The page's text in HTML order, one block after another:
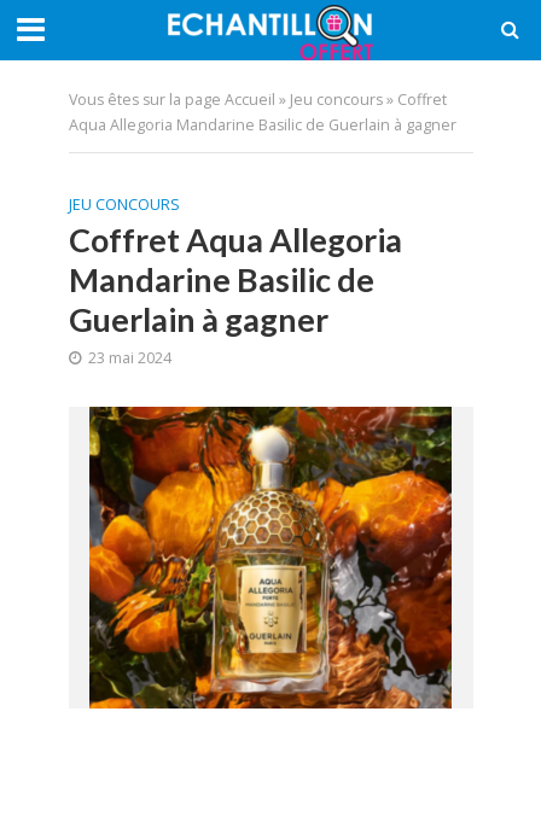
Vous êtes sur la page Accueil » Jeu concours» Coffret
Aqua Allegoria Mandarine Basilic de Guerlain à gagner
JEU CONCOURS
Coffret Aqua Allegoria
Mandarine Basilic de
Guerlain à gagner
23 mai 2024